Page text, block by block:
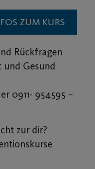
ZUM KURS
Rückfragen
und Gesund
0911- 954595 –
zur dir?